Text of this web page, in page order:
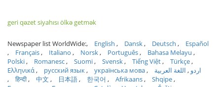
geri qəzet siyahısı ölkə getmək
Newspaper list WorldWide: English Dansk Deutsch
Español
Français
Italiano Norsk Português
Bahasa Melayu
Polski
Romanesc Suomi Svensk Tiếng Việt
Türkçe
Ελληνικά
русский язык українська мова اردو
اللغة العربية
हिन्दी
中文 日本語 한국어 Afrikaans
Shqipe